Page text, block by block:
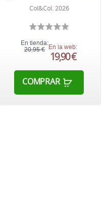
Col&Col. 2026
En tienda:
20,95 € En la web:
19,90 €
COMPRAR